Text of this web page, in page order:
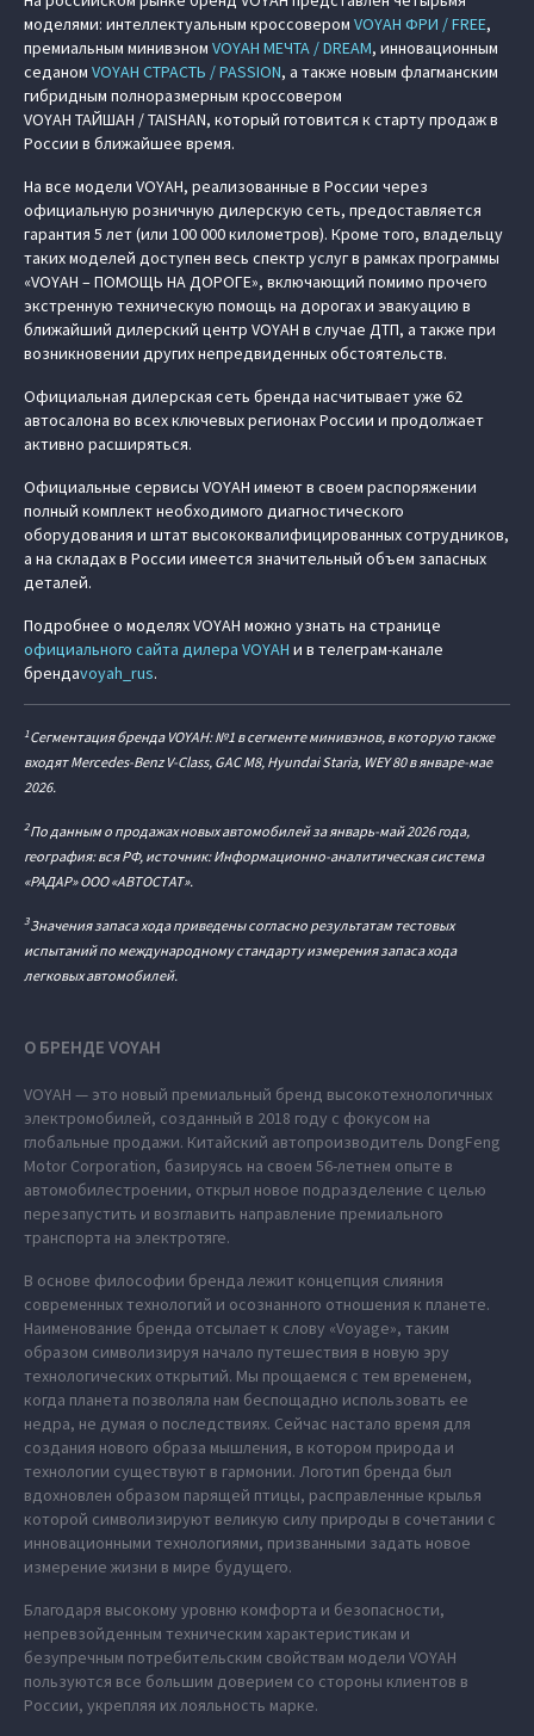
моделями: интеллектуальным кроссовером VOYAH ФРИ / FREE,
премиальным минивэном VOYAH МЕЧТА / DREAM, инновационным
седаном VOYAH СТРАСТЬ / PASSION, а также новым флагманским
гибридным полноразмерным кроссовером
VOYAH ТАЙШАН / TAISHAN, который готовится к старту продаж в
России в ближайшее время.
На все модели VOYAH, реализованные в России через
официальную розничную дилерскую сеть, предоставляется
гарантия 5 лет (или 100 000 километров). Кроме того, владельцу
таких моделей доступен весь спектр услуг в рамках программы
«VOYAH – ПОМОЩЬ НА ДОРОГЕ», включающий помимо прочего
экстренную техническую помощь на дорогах и эвакуацию в
ближайший дилерский центр VOYAH в случае ДТП, а также при
возникновении других непредвиденных обстоятельств.
Официальная дилерская сеть бренда насчитывает уже 62
автосалона во всех ключевых регионах России и продолжает
активно расширяться.
Официальные сервисы VOYAH имеют в своем распоряжении
полный комплект необходимого диагностического
оборудования и штат высококвалифицированных сотрудников,
а на складах в России имеется значительный объем запасных
деталей.
Подробнее о моделях VOYAH можно узнать на странице
официального сайта дилера VOYAH и в телеграм-канале
брендаvoyah_rus.
1Сегментация бренда VOYAH: №1 в сегменте минивэнов, в которую также
входят Mercedes-Benz V-Class, GAC M8, Hyundai Staria, WEY 80 в январе-мае
2026.
2По данным о продажах новых автомобилей за январь-май 2026 года,
география: вся РФ, источник: Информационно-аналитическая система
«РАДАР» ООО «АВТОСТАТ».
3Значения запаса хода приведены согласно результатам тестовых
испытаний по международному стандарту измерения запаса хода
легковых автомобилей.
О БРЕНДЕ VOYAH
VOYAH — это новый премиальный бренд высокотехнологичных
электромобилей, созданный в 2018 году с фокусом на
глобальные продажи. Китайский автопроизводитель DongFeng
Motor Corporation, базируясь на своем 56-летнем опыте в
автомобилестроении, открыл новое подразделение с целью
перезапустить и возглавить направление премиального
транспорта на электротяге.
В основе философии бренда лежит концепция слияния
современных технологий и осознанного отношения к планете.
Наименование бренда отсылает к слову «Voyage», таким
образом символизируя начало путешествия в новую эру
технологических открытий. Мы прощаемся с тем временем,
когда планета позволяла нам беспощадно использовать ее
недра, не думая о последствиях. Сейчас настало время для
создания нового образа мышления, в котором природа и
технологии существуют в гармонии. Логотип бренда был
вдохновлен образом парящей птицы, расправленные крылья
которой символизируют великую силу природы в сочетании с
инновационными технологиями, призванными задать новое
измерение жизни в мире будущего.
Благодаря высокому уровню комфорта и безопасности,
непревзойденным техническим характеристикам и
безупречным потребительским свойствам модели VOYAH
пользуются все большим доверием со стороны клиентов в
России, укрепляя их лояльность марке.